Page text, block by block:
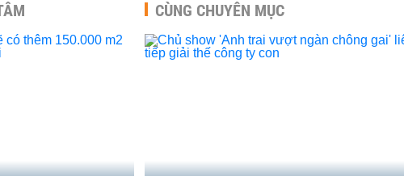
CÙNG CHUYÊN MỤC